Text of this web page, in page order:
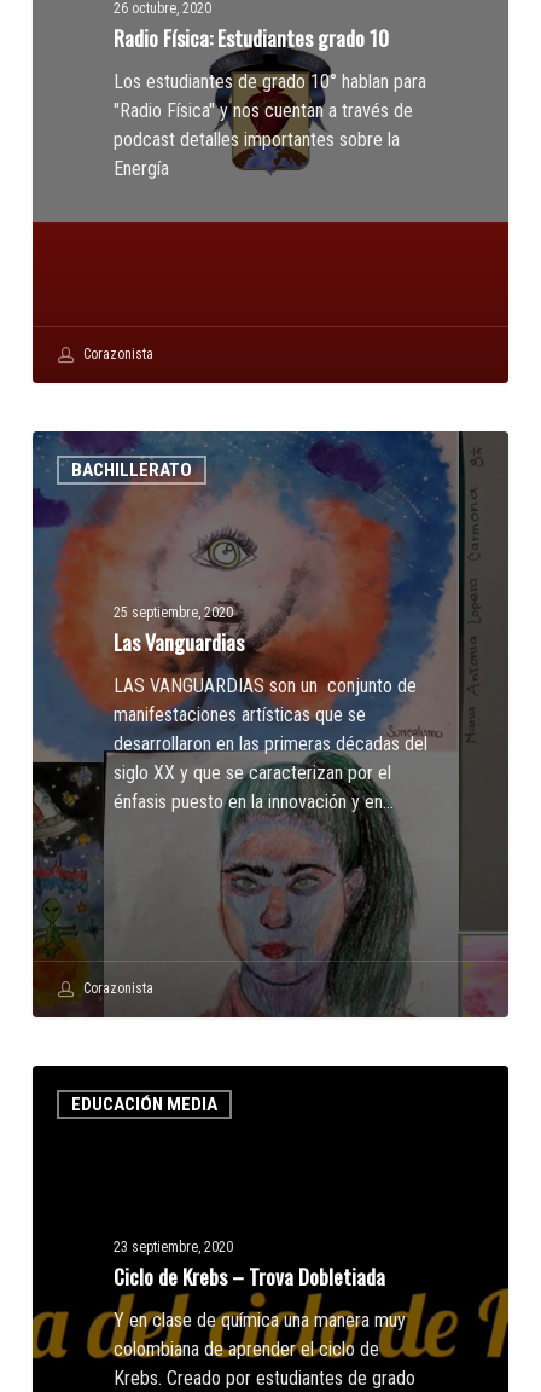
26 octubre, 2020
Radio Física: Estudiantes grado 10
Los estudiantes de grado 10° hablan para
"Radio Física" y nos cuentan a través de
podcast detalles importantes sobre la
Energía
Corazonista
BACHILLERATO
Las
Vanguardias
25 septiembre, 2020
Las Vanguardias
LAS VANGUARDIAS son un conjunto de
manifestaciones artísticas que se
desarrollaron en las primeras décadas del
siglo XX y que se caracterizan por el
énfasis puesto en la innovación y en…
Corazonista
EDUCACIÓN MEDIA
23 septiembre, 2020
Ciclo de Krebs – Trova Dobletiada
Y en clase de química una manera muy
colombiana de aprender el ciclo de
Krebs. Creado por estudiantes de grado